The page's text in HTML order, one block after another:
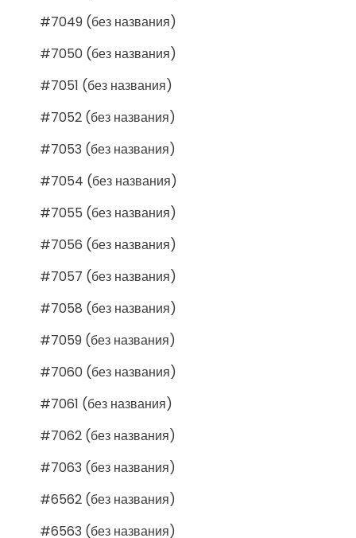
#7049 (без названия)
#7050 (без названия)
#7051 (без названия)
#7052 (без названия)
#7053 (без названия)
#7054 (без названия)
#7055 (без названия)
#7056 (без названия)
#7057 (без названия)
#7058 (без названия)
#7059 (без названия)
#7060 (без названия)
#7061 (без названия)
#7062 (без названия)
#7063 (без названия)
#6562 (без названия)
#6563 (без названия)